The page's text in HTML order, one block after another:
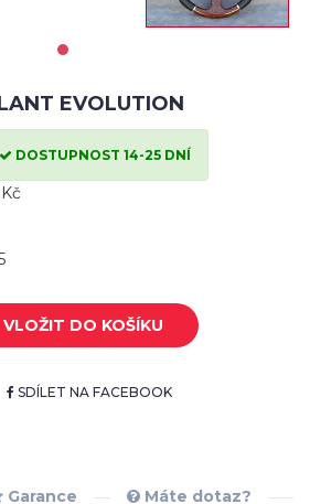
EVOLUTION
DOSTUPNOST 14-25 DNÍ
VLOŽIT DO KOŠÍKU
SDÍLET NA FACEBOOK
Garance Máte dotaz?